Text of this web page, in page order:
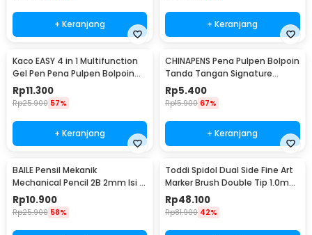
+ Keranjang + Keranjang
Kaco EASY 4 in 1 Multifunction
Gel Pen Pena Pulpen Bolpoin
0.5mm 1 PCS - K1041 (Black
Blue Red Green Ink)
Rp11.300
Rp25.900 57%
+ Keranjang
CHINAPENS Pena Pulpen Bolpoin
Tanda Tangan Signature
Fountain Pen - Y666
Rp5.400
Rp15.900 67%
+ Keranjang
BAILE Pensil Mekanik
Mechanical Pencil 2B 2mm Isi 12
- BL-621
Rp10.900
Rp25.900 58%
Toddi Spidol Dual Side Fine Art
Marker Brush Double Tip 1.0mm
6.0mm 48 Warna - CY-006
Rp48.100
Rp81.900 42%